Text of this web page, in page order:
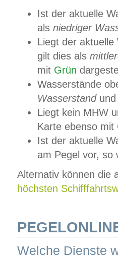
Ist der aktuelle
als niedriger
Liegt der
gilt dies als
mit Grün
Wasserstände
Wasserstandund
Liegt kein MHW
Karte ebenso mit
Ist der aktuelle
am Pegel vor,
Alternativ können die
höchsten
Welche Dienste